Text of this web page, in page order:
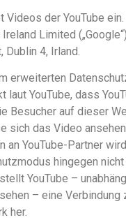
der YouTube
Limited
Dublin 4, Irland.
erweiterten
laut YouTube, dass
Besucher auf dieser
sich das Video
an YouTube-Partner
hingegen
YouTube –
– eine Verbindung
her.